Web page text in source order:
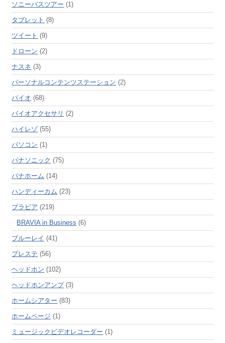
ソニーバスツアー (1)
タブレット (8)
ツイート (9)
ドローン (2)
ナスネ (3)
パーソナルコンテンツステーション (2)
バイオ (68)
バイオアクセサリ (2)
ハイレゾ(55)
パソコン (1)
パナソニック (75)
パナホーム (14)
ハンディーカム (23)
ブラビア (219)
BRAVIA in Business (6)
ブルーレイ (41)
プレステ (56)
ヘッドホン (102)
ヘッドホンアンプ(3)
ホームシアター (83)
ホームページ (1)
ミュージックビデオレコーダー (1)